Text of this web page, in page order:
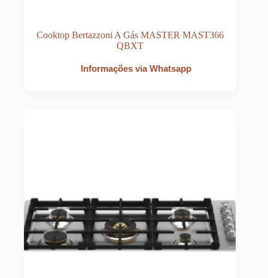
Cooktop Bertazzoni A Gás MASTER MAST366
QBXT
Informações via Whatsapp